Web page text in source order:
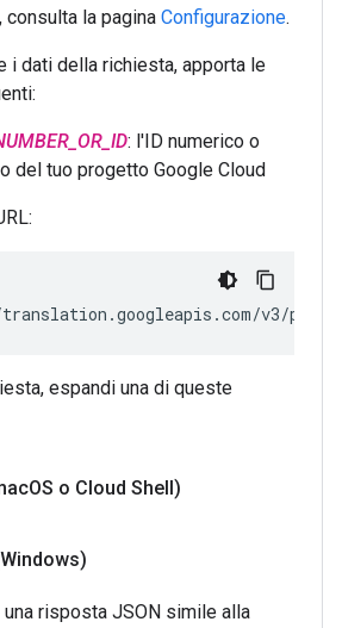
la pagina Configurazione.
i dati della richiesta, apporta le
: l'ID numerico o
del tuo progetto Google Cloud
v3/
espandi una di queste
OS o Cloud Shell)
risposta JSON simile alla